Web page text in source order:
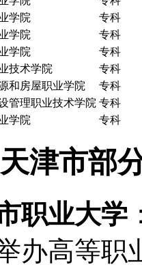
学院
专科
学院
专科
学院
专科
技术学院
专科
和房屋职业学院
专科
管理职业技术学院 专科
学院
专科
津市部
职业大学
办高等职